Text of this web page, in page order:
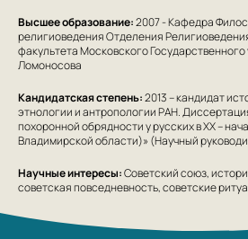
Высшее образование:2007 - Кафедра
религиоведения Отделения
факультета Московского
Ломоносова
Кандидатская степень:2013 – кандидат
этнологии и антропологии РАН.
похоронной обрядности у русских в ХХ –
Владимирской области)» (Научный
Научные интересы:Советский союз,
советская повседневность, советские